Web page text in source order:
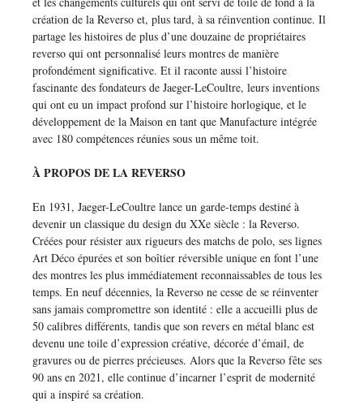
création de la Reverso et, plus tard, à sa réinvention continue. Il
partage les histoires de plus d’une douzaine de propriétaires
reverso qui ont personnalisé leurs montres de manière
profondément significative. Et il raconte aussi l’histoire
fascinante des fondateurs de Jaeger-LeCoultre, leurs inventions
qui ont eu un impact profond sur l’histoire horlogique, et le
développement de la Maison en tant que Manufacture intégrée
avec 180 compétences réunies sous un même toit.
À PROPOS DE LA REVERSO
En 1931, Jaeger-LeCoultre lance un garde-temps destiné à
devenir un classique du design du XXe siècle : la Reverso.
Créées pour résister aux rigueurs des matchs de polo, ses lignes
Art Déco épurées et son boîtier réversible unique en font l’une
des montres les plus immédiatement reconnaissables de tous les
temps. En neuf décennies, la Reverso ne cesse de se réinventer
sans jamais compromettre son identité : elle a accueilli plus de
50 calibres différents, tandis que son revers en métal blanc est
devenu une toile d’expression créative, décorée d’émail, de
gravures ou de pierres précieuses. Alors que la Reverso fête ses
90 ans en 2021, elle continue d’incarner l’esprit de modernité
qui a inspiré sa création.